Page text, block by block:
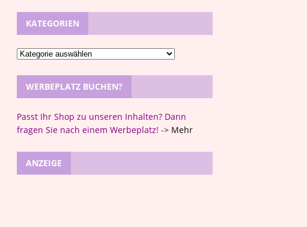
KATEGORIEN
WERBEPLATZ BUCHEN?
Passt Ihr Shop zu unseren Inhalten? Dann
fragen Sie nach einem Werbeplatz! -> Mehr
ANZEIGE